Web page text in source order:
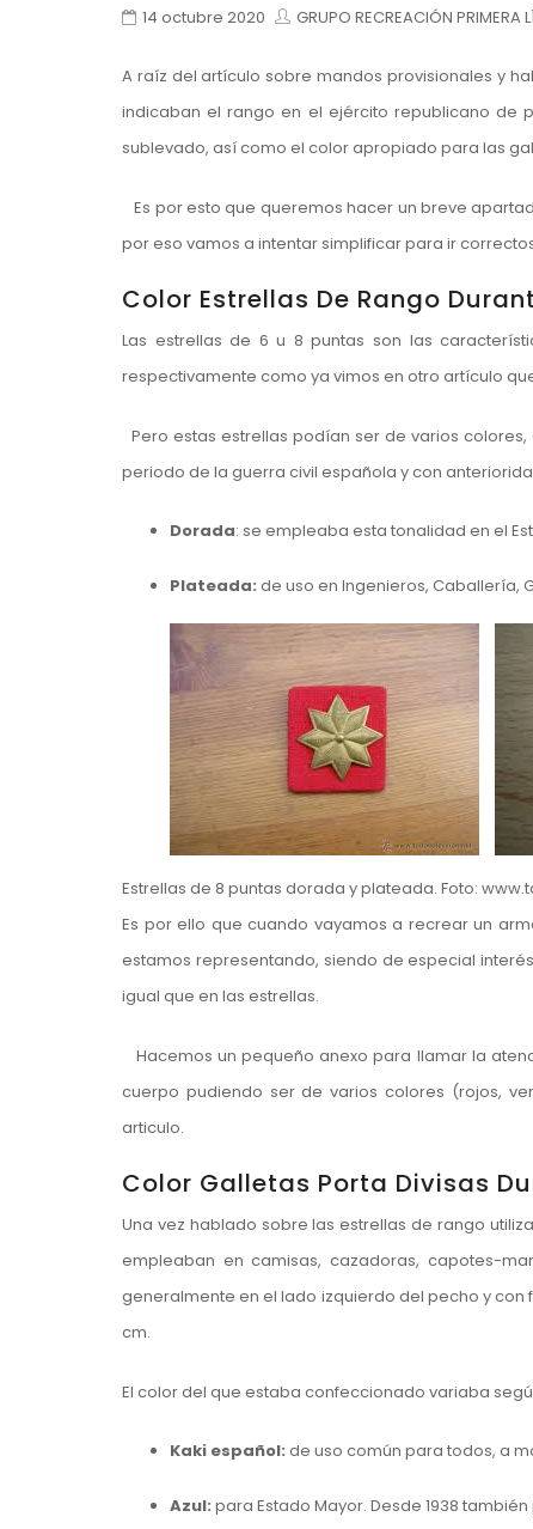
14 octubre 2020 GRUPO RECREACIÓN PRIMERA
A raíz del artículo sobre mandos provisionales y
indicaban el rango en el ejército republicano de
sublevado, así como el color apropiado para las
Es por esto que queremos hacer un breve
por eso vamos a intentar simplificar para ir
Color Estrellas De Rango
Las estrellas de 6 u 8 puntas son las
respectivamente como ya vimos en otro artículo
Pero estas estrellas podían ser de varios
periodo de la guerra civil española y con
Dorada: se empleaba esta tonalidad en el
Plateada: de uso en Ingenieros, Caballería,
Estrellas de 8 puntas dorada y plateada. Foto:
Es por ello que cuando vayamos a recrear un
estamos representando, siendo de especial
igual que en las estrellas.
Hacemos un pequeño anexo para llamar la
cuerpo pudiendo ser de varios colores (rojos,
articulo.
Color Galletas Porta Divisas
Una vez hablado sobre las estrellas de rango
empleaban en camisas, cazadoras, capotes-
generalmente en el lado izquierdo del pecho y con
cm.
El color del que estaba confeccionado variaba
Kaki español: de uso común para todos, a
Azul: para Estado Mayor. Desde 1938